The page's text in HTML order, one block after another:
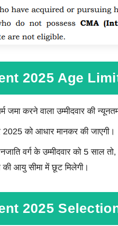
2025 Age
जमा करने वाला उम्मीदवार की
को आधार मानकर की जाएगी।
वर्ग के उम्मीदवार को 5 साल तो,
की आयु सीमा में छूट मिलेगी।
2025